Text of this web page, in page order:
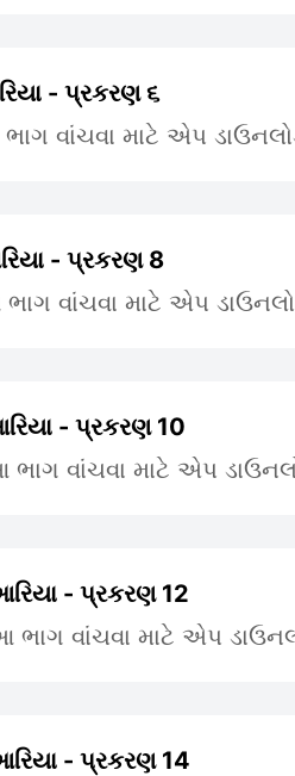
- પ્રકરણ ૬
વાંચવા માટે એપ
- પ્રકરણ 8
વાંચવા માટે એપ
- પ્રકરણ 10
વાંચવા માટે એપ
- પ્રકરણ 12
ભાગ વાંચવા માટે એપ
- પ્રકરણ 14